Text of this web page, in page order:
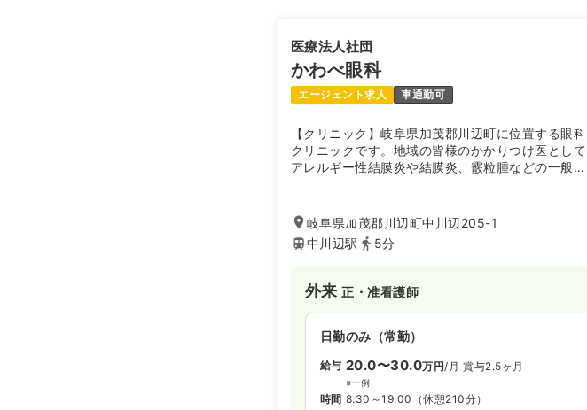
医療法人社団
かわべ眼科
エージェント求人 車通勤可
【クリニック】岐阜県加茂郡川辺町に位置する眼科
クリニックです。地域の皆様のかかりつけ医として
アレルギー性結膜炎や結膜炎、霰粒腫などの一般眼
ニックを目指し、患者様の立場に立ち、症状を詳し
く聞いた上で、具体的で丁寧な説明を心がけ続けて
います。
岐阜県加茂郡川辺町中川辺205-1
中川辺駅
5分
外来正・准看護師
日勤のみ（常勤）
給与 20.0〜30.0万円/月 賞与2.5ヶ月
※一例
時間 8:30～19:00 （休憩210分）